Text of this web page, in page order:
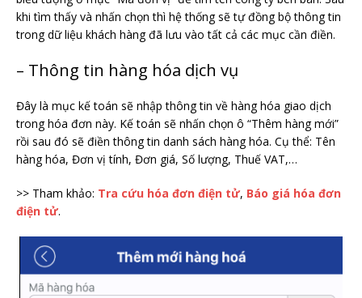
khi tìm thấy và nhấn chọn thì hệ thống sẽ tự đồng bộ thông tin
trong dữ liệu khách hàng đã lưu vào tất cả các mục cần điền.
– Thông tin hàng hóa dịch vụ
Đây là mục kế toán sẽ nhập thông tin về hàng hóa giao dịch
trong hóa đơn này. Kế toán sẽ nhấn chọn ô “Thêm hàng mới”
rồi sau đó sẽ điền thông tin danh sách hàng hóa. Cụ thể: Tên
hàng hóa, Đơn vị tính, Đơn giá, Số lượng, Thuế VAT,…
>> Tham khảo: Tra cứu hóa đơn điện tử, Báo giá hóa đơn
điện tử.